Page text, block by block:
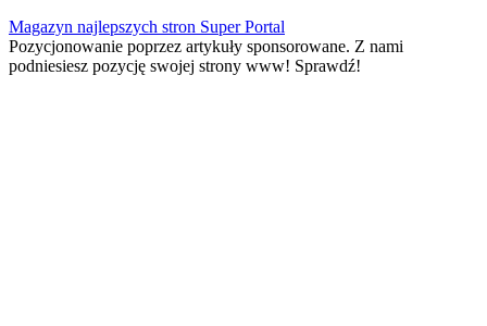
Skip
to
content
Magazyn najlepszych stron Super Portal
Pozycjonowanie poprzez artykuły sponsorowane. Z nami
podniesiesz pozycję swojej strony www! Sprawdź!